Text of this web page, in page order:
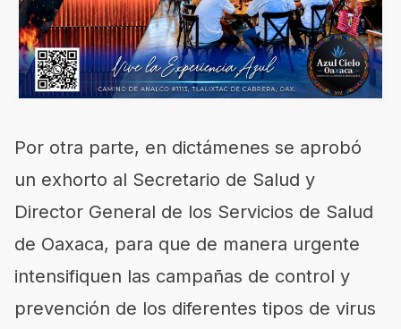
Por otra parte, en dictámenes se aprobó
un exhorto al Secretario de Salud y
Director General de los Servicios de Salud
de Oaxaca, para que de manera urgente
intensifiquen las campañas de control y
prevención de los diferentes tipos de virus